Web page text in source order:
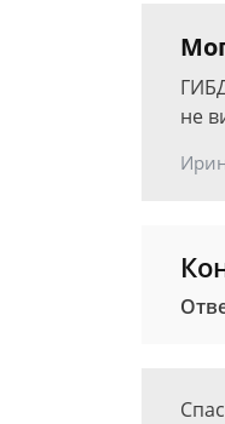
не